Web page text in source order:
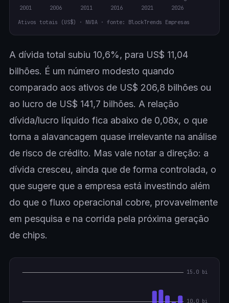
Ativos totais (US$) · NVDA · fonte: BlockTrends Empresas
A dívida total subiu 10,6%, para US$ 11,04
bilhões. É um número modesto quando
comparado aos ativos de US$ 206,8 bilhões ou
ao lucro de US$ 141,7 bilhões. A relação
dívida/lucro líquido fica abaixo de 0,08x, o que
torna a alavancagem quase irrelevante na análise
de risco de crédito. Mas vale notar a direção: a
dívida cresceu, ainda que de forma controlada, o
que sugere que a empresa está investindo além
do que o fluxo operacional cobre, provavelmente
em pesquisa e na corrida pela próxima geração
de chips.